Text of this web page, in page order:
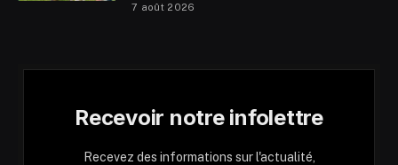
7 août 2026
Recevoir notre infolettre
Recevez des informations sur l'actualité,